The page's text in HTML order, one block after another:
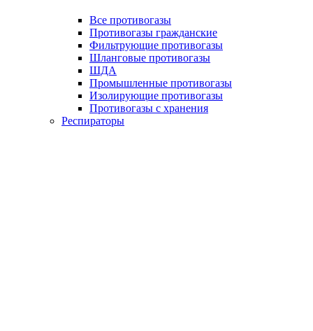
Все противогазы
Противогазы гражданские
Фильтрующие противогазы
Шланговые противогазы
ШДА
Промышленные противогазы
Изолирующие противогазы
Противогазы с хранения
Респираторы